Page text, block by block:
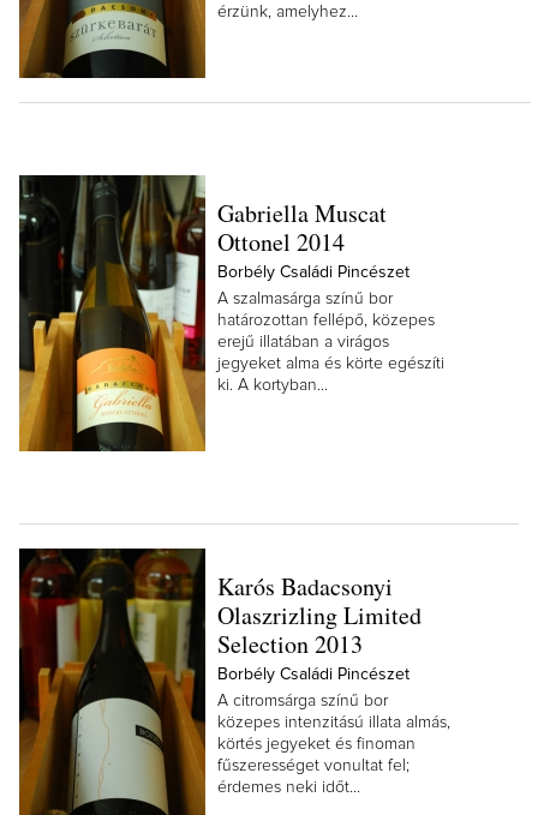
érzünk, amelyhez...
Gabriella Muscat
Ottonel 2014
Borbély Családi Pincészet
A szalmasárga színű bor
határozottan fellépő, közepes
erejű illatában a virágos
jegyeket alma és körte egészíti
ki. A kortyban...
Karós Badacsonyi
Olaszrizling Limited
Selection 2013
Borbély Családi Pincészet
A citromsárga színű bor
közepes intenzitású illata almás,
körtés jegyeket és finoman
fűszerességet vonultat fel;
érdemes neki időt...